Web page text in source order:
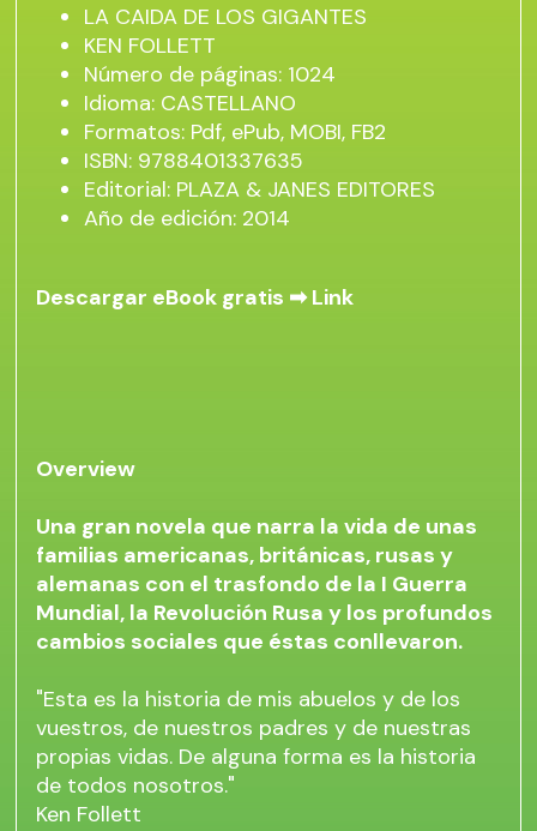
LA CAIDA DE LOS GIGANTES
KEN FOLLETT
Número de páginas: 1024
Idioma: CASTELLANO
Formatos: Pdf, ePub, MOBI, FB2
ISBN: 9788401337635
Editorial: PLAZA & JANES EDITORES
Año de edición: 2014
Descargar eBook gratis ➡Link
Overview
Una gran novela que narra la vida de unas
familias americanas, británicas, rusas y
alemanas con el trasfondo de la I Guerra
Mundial, la Revolución Rusa y los profundos
cambios sociales que éstas conllevaron.
"Esta es la historia de mis abuelos y de los
vuestros, de nuestros padres y de nuestras
propias vidas. De alguna forma es la historia
de todos nosotros."
Ken Follett